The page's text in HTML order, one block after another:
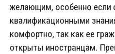
желающим, особенно если
квалификационными
комфортно, так как ее
открыты иностранцам.